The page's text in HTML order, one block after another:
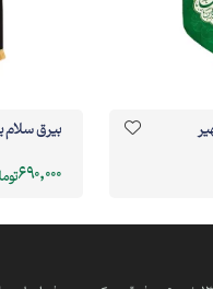
بیرق سلام
690,000